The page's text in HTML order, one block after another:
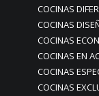
COCINAS
COCINAS
COCINAS
COCINAS EN
COCINAS
COCINAS